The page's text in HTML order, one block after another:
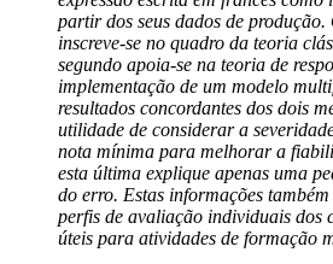
partir dos seus dados de
inscreve-se no quadro da teoria
segundo apoia-se na teoria de
implementação de um modelo
resultados concordantes dos dois
utilidade de considerar a
nota mínima para melhorar a
esta última explique apenas uma
do erro. Estas informações
perfis de avaliação individuais dos
úteis para atividades de formação